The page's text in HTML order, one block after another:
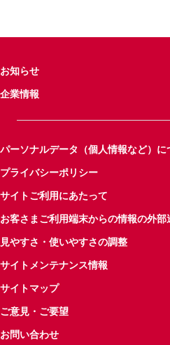
お知らせ
企業情報
パーソナルデータ（個人情報など）に
プライバシーポリシー
サイトご利用にあたって
お客さまご利用端末からの情報の外部
見やすさ・使いやすさの調整
サイトメンテナンス情報
サイトマップ
ご意見・ご要望
お問い合わせ